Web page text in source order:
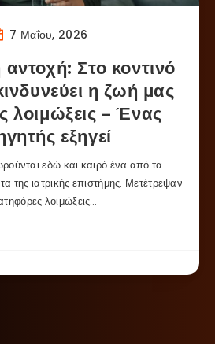
7 Μαΐου, 2026
Στο κοντινό
η ζωή μας
λοιμώξεις – Ένας
εξηγεί
εδώ και καιρό ένα από τα
της ιατρικής επιστήμης. Μετέτρεψαν
λοιμώξεις…